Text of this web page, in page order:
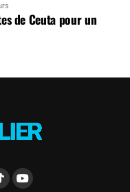
de Ceuta pour un